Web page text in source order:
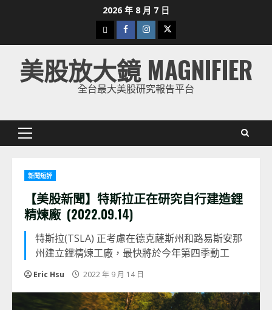
2026 年 8 月 7 日
下
載
美
股
Facebook
Instagram
Twitter
美股放大鏡 MAGNIFIER
全台最大美股研究報告平台
Primary
新聞短評
【美股新聞】特斯拉正在研究自行建造鋰
精煉廠 (2022.09.14)
特斯拉(TSLA) 正考慮在德克薩斯州和路易斯安那
州建立鋰精煉工廠，最快將於今年第四季動工
Eric Hsu 2022 年 9 月 14 日